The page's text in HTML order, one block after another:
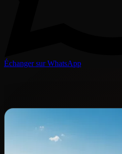
Échanger sur WhatsApp